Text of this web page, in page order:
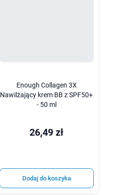
Enough Collagen 3X
Nawilżający krem BB z SPF50+
- 50 ml
26,49 zł
Dodaj do koszyka